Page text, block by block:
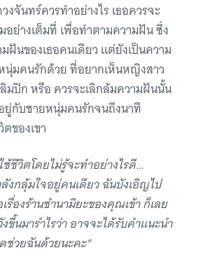
งจันทร์ควรทำอย่างไร เธอควรจะ
ย่างเต็มที่ เพื่อทำตามความฝัน ซึ่ง
ฝันของเธอคนเดียว แต่ยังเป็นความ
นุ่มคนรักด้วย ที่อยากเห็นหญิงสาว
มปิก หรือ ควรจะเลิกล้มความฝันนั้น
ยู่กับชายหนุ่มคนรักจนถึงนาที
ของเขา
ชีวิตโดยไม่รู้จะทำอย่างไรดี…
งกลุ้มใจอยู่คนเดียว ฉันบังเอิญไป
รื่องร้านชำนามิยะของคุณเข้า ก็เลย
ขึ้นมารำไรว่า อาจจะได้รับคำแนะนำ
ช่วยฉันด้วยนะคะ”